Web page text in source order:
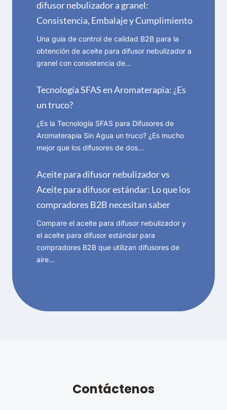
difusor nebulizador a granel:
Consistencia, Embalaje y Cumplimiento
Una guía de control de calidad B2B para la
obtención de aceite para difusor nebulizador a
granel con consistencia de…
Tecnología SFAS en Aromaterapia: ¿Es
un truco?
¿Es la Tecnología SFAS para Difusores de
Aromaterapia Sin Agua un truco? ¿Es mucho
mejor que los difusores de dos…
Aceite para difusor nebulizador vs
Aceite para difusor estándar: Lo que los
compradores B2B necesitan saber
Compare el aceite para difusor nebulizador y
el aceite para difusor estándar para
compradores B2B que utilizan difusores de
aire…
Contáctenos